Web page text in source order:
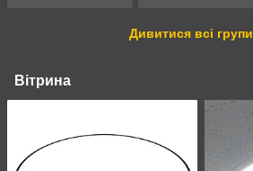
Дивитися всі групи
Вітрина